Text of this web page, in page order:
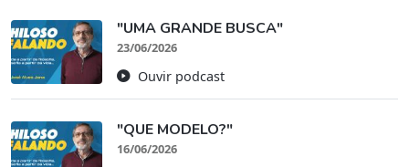
"UMA GRANDE BUSCA"
23/06/2026
Ouvir podcast
"QUE MODELO?"
16/06/2026